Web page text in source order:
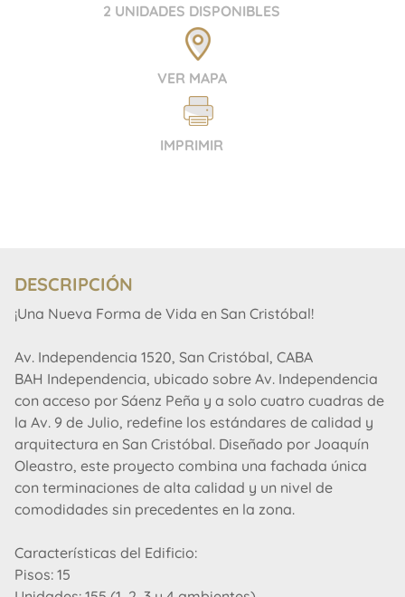
2 UNIDADES DISPONIBLES
VER MAPA
IMPRIMIR
DESCRIPCIÓN
¡Una Nueva Forma de Vida en San Cristóbal!
Av. Independencia 1520, San Cristóbal, CABA
BAH Independencia, ubicado sobre Av. Independencia
con acceso por Sáenz Peña y a solo cuatro cuadras de
la Av. 9 de Julio, redefine los estándares de calidad y
arquitectura en San Cristóbal. Diseñado por Joaquín
Oleastro, este proyecto combina una fachada única
con terminaciones de alta calidad y un nivel de
comodidades sin precedentes en la zona.
Características del Edificio:
Pisos: 15